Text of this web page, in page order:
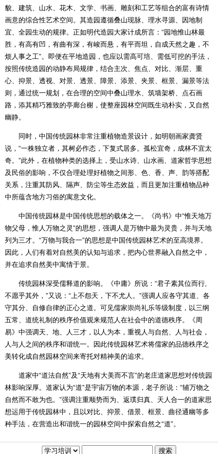
貌、建筑、山水、花木、文学、书画、雕刻和工艺等组合的富有诗情
画意的综合性艺术空间。其造园遵循叠山现脉、理水寻源、因地制
宜、全园生动的规律。正如明代造园大家计成所言：“园地惟山林最
胜，有高有凹，有曲有深，有峻而悬，有平而坦，自成天然之趣，不
烦人事之工”。即便在平地造园，也应以需高可培、需低可挖的手法，
按照传统造园的动静布局规律，结合主次、焦点、对比、渐层、重
心、抑景、透视、对景、透景、障景、添景、夹景、框景、漏景等法
则，通过统一规划，在合理的空间中叠山理水、筑墙架桥、点石画
路，添其精巧雅致的亭廊台榭，使整座园林空间既生动朴实，又自然
幽静。
同时，中国传统园林非常注重植物造景设计，如明朝画家龚贤
说，“一株独立者，其树必作态，下复式居多。孤松宜奇，成林不宜太
奇。”此外，在植物种类的选择上，受山水诗、山水画、道家哲学思想
及民俗的影响，不仅合理处理好植物之间形、色、香、声、韵等搭配
关系，注重其防风、隔声、防尘等生态效益，而且更加注重植物品种
中所蕴含地方习俗的寓意文化。
中国传统园林是中国传统思想的载体之一。《尚书》中“惟天地万
物父母，惟人万物之灵”的思想，强调人是万物中最为灵贵，并与天地
列为三才。“万物与我合一”的思想是中国传统园林艺术的至高境界。
因此，人们有着对自然美的认知与追求，把内心世界融入自然之中，
并在追求自然美中寓情于景。
传统园林深受儒释道的影响。《中庸》所说：“君子素其位而行,
不愿乎其外，”又说：“上不怨天，下不尤人。”强调人应各守其道、各
守其分、自修自律的正心之道。可见儒家崇尚礼乐等级制度，以三纲
五常、道统礼制的秩序价值观来规范人在社会中的道德秩序。《周
易》中强调天、地、人三才，以人为本，重视人与自然、人与社会，
人与人之间的秩序和谐统一。因此传统园林艺术将儒家的品德秩序之
美转化成自然园林空间来寄托对精神美的追求。
道家中“道法自然”及“天地有大美而不言”的老庄道家思想对传统园
林影响深厚。道家认为“道”是宇宙万物的本源，老子所说：“辅万物之
自然而不敢为也。”强调注重顺势而为、返璞归真、天人合一的道家思
想运用于传统园林中，且以对比、抑景、借景、框景、曲径通幽等多
种手法，在营造出和谐统一的园林空间中探索自然之“道”。